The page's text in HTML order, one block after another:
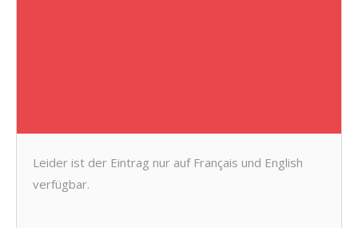
Leider ist der Eintrag nur auf Français und English
verfügbar.